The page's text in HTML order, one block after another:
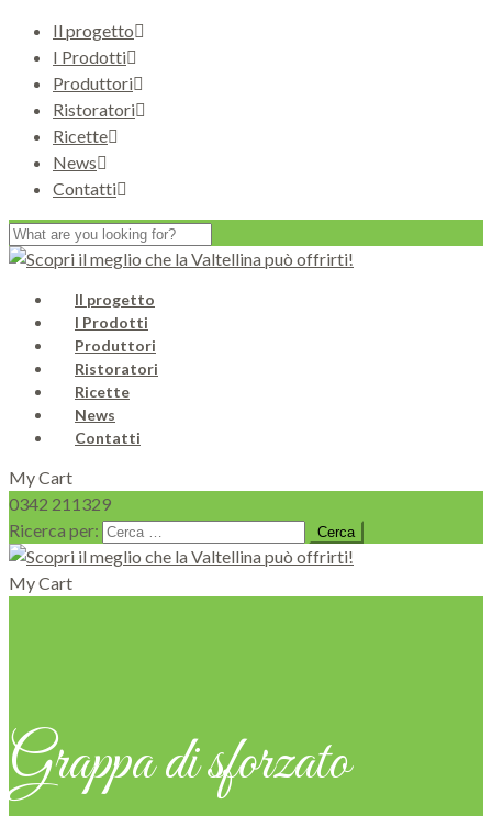
Il progetto
I Prodotti
Produttori
Ristoratori
Ricette
News
Contatti
Il progetto
I Prodotti
Produttori
Ristoratori
Ricette
News
Contatti
My Cart
0342 211329
Ricerca per:
My Cart
Grappa di sforzato